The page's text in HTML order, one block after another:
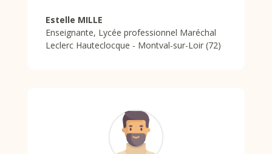
Estelle MILLE
Enseignante, Lycée professionnel Maréchal
Leclerc Hauteclocque - Montval-sur-Loir (72)